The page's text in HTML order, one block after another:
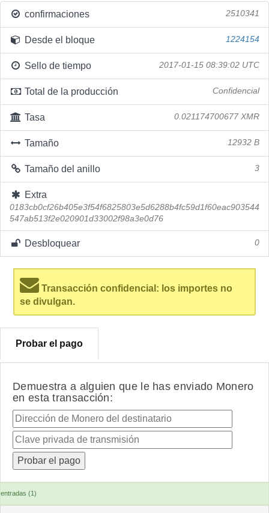
confirmaciones 2510341
Desde el bloque 1224154
Sello de tiempo 2017-01-15 08:39:02 UTC
Total de la producción Confidencial
Tasa 0.021174700677 XMR
Tamaño 12932 B
Tamaño del anillo 3
Extra
0183cb0cf26b405e3f54f6825803e5d6288b4fc59d1f60eac903544
547ab513f2e020901d33002f98a3e0d76
Desbloquear 0
Transacción confidencial: los importes no
se divulgan.
Probar el pago
Demuestra a alguien que le has enviado Monero
en esta transacción:
entradas (1)